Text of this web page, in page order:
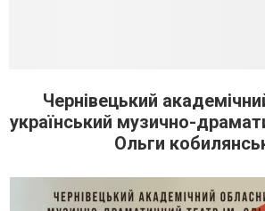
Чернівецький
український музично-
Ольги